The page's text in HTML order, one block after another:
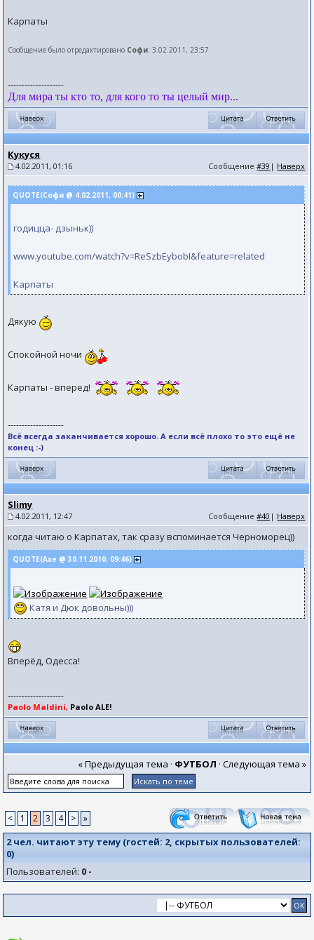
Карпаты
Сообщение было отредактировано Софи: 3.02.2011, 23:57
--------------------
Для мира ты кто то, для кого то ты целый мир...
Кукуся
4.02.2011, 01:16 Сообщение#39 | Наверх
QUOTE(Софи @ 4.02.2011, 00:41)
годицца- дзыньк))
www.youtube.com/watch?v=ReSzbEybobI&feature=related
Карпаты
Дякую
Спокойной ночи
Карпаты - вперед!
--------------------
Всё всегда заканчивается хорошо. А если всё плохо то это ещё не
конец :-)
Slimy
4.02.2011, 12:47 Сообщение#40 | Наверх
когда читаю о Карпатах, так сразу вспоминается Черноморец))
QUOTE(Axe @ 30.11.2010, 09:46)
Катя и Дюк довольны)))
Вперёд, Одесса!
--------------------
Paolo Maldini, Paolo ALE!
« Предыдущая тема · ФУТБОЛ · Следующая тема »
< 1 2 3 4 > »
2 чел. читают эту тему (гостей: 2, скрытых пользователей:
0)
Пользователей: 0 -